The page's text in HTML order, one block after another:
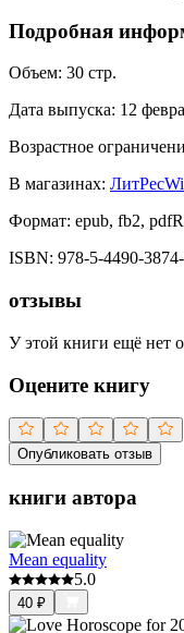
Подробная
Объем: 30 стр.
Дата выпуска: 12
Возрастное
В магазинах: ЛитРес
Формат: epub, fb2,
ISBN: 978-5-4490-
отзывы
У этой книги ещё нет
Оцените книгу
Опубликовать отзыв
книги автора
Mean equality
5.0
40 ₽